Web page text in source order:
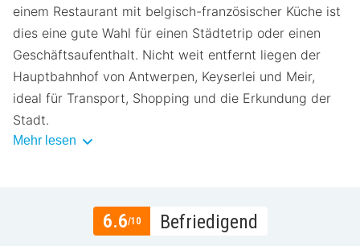
einem Restaurant mit belgisch-französischer Küche ist
dies eine gute Wahl für einen Städtetrip oder einen
Geschäftsaufenthalt. Nicht weit entfernt liegen der
Hauptbahnhof von Antwerpen, Keyserlei und Meir,
ideal für Transport, Shopping und die Erkundung der
Stadt.
Mehr lesen
6.6/10 Befriedigend